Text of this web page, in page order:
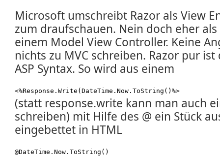
Microsoft umschreibt Razor als View
zum draufschauen. Nein doch eher
einem Model View Controller. Keine
nichts zu MVC schreiben. Razor pur
ASP Syntax. So wird aus einem
<%Response.Write(DateTime.Now.ToString()%>
(statt response.write kann man auch
schreiben) mit Hilfe des @ ein Stück
eingebettet in HTML
@DateTime.Now.ToString()